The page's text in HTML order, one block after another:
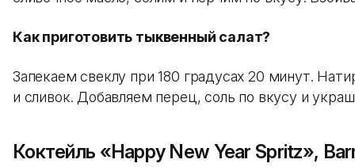
Как приготовить тыквенный салат?
Запекаем свеклу при 180 градусах 20 минут.
и сливок. Добавляем перец, соль по вкусу и
Коктейль «Happy New Year Spritz»,